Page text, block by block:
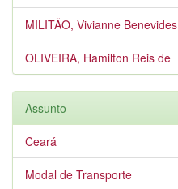
MILITÃO, Vivianne Benevides
OLIVEIRA, Hamilton Reis de
Assunto
Ceará
Modal de Transporte